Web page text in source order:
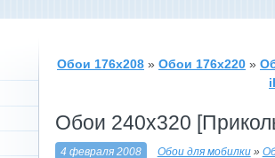
Обои 176x208 » Обои 176x220 »
Обои 240x320
4 февраля 2008 Обои для мобилки»